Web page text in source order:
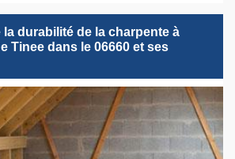
la durabilité de la charpente à
Tinee dans le 06660 et ses